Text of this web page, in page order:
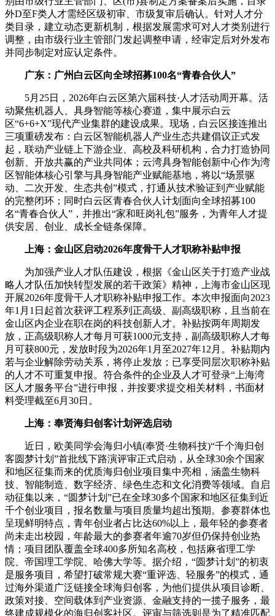
外D至F类人才需经区级初审、市级复审后确认。针对人才分
类目录，建立动态更新机制，根据发展需求可对人才类别进行
调整，由市级行业主管部门发起调整申请，经审定后对外发布
并同步制定对应认定条件。
广东：广州白云区向全球招募100名“青春合伙人”
5月25日，2026年白云区第六届科技·人才活动周开幕。活
动聚焦机器人、具身智能等核心赛道，集中展示白云
区“6+6+X”现代产业集群的建设成果。现场，白云区接连推出
三项重磅发布：白云区智能机器人产业生态共建倡议正式发
起，联动产业链上下游企业、高校及科研机构，合力打造协同
创新、开放共赢的产业共同体；云湾具身智能创新中心作为湾
区智能体核心引擎与具身智能产业赋能基地，将以“场景驱
动、二次开发、生态共创”模式，打通从技术验证到产业赋能
的完整闭环；同时白云区青春合伙人计划面向全球招募100
名“青春合伙人”，并推出“家和旺岗礼包”服务，为青年人才提
供安居、创业、成长全链条保障。
上海：金山区启动2026年度骨干人才职称补贴申报
为加强产业人才队伍建设，根据《金山区关于打造产业战
略人才队伍加快转型发展的若干政策》精神，上海市金山区现
开展2026年度骨干人才职称补贴申报工作。本次申报面向2023
年1月1日起首次获评工程系列正高级、副高级职称，且当前在
金山区内企业在职在岗的科技创新人才。补贴按两年周期发
放，正高级职称人才每月可获1000元支持，副高级职称人才每
月可获800元，发放时段为2026年1月至2027年12月。补贴期内
若与企业解除劳动关系，将停止发放；已享受同层次职称补贴
的人才不可重复申报。符合条件的企业及人才可登录“上海湾
区人才服务平台”进行申报，并按要求提交相关材料，书面材
料受理截至6月30日。
上海：奉贤海归创客计划评选启动
近日，欧美同学会海归小镇(奉贤·生物科技)“千个海归创
客圆梦计划”首批线下路演评审正式启动，从全球30余个国家
和地区征集而来的优质海归创业项目集中亮相，涵盖生物科
技、智能制造、数字经济、绿色生态和文化消费等领域。自启
动征集以来，“圆梦计划”已在全球30多个国家和地区征集到近
千个创业项目，报名数量与项目质量均超出预期。参赛群体也
呈现鲜明特点，青年创业者占比达60%以上，最年轻的参赛者
尚未走出校园，年龄最大的参赛者年逾70岁但仍保持创业热
情；项目团队覆盖全球400多所知名高校，包括麻省理工学
院、帝国理工学院、哈佛大学等。据介绍，“圆梦计划”的初衷
是服务项目，希望打破常规大赛“重评选、轻服务”的模式，通
过海外渠道广泛链接全球海归创客，为他们提供从项目诊断、
政策对接、空间载体到产业资源、金融支持的一揽子服务，最
终建成规模化的海归创客社区。评审与筛选则是为了精准匹配